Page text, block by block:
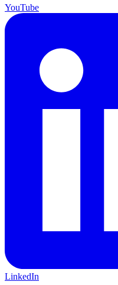
YouTube
LinkedIn